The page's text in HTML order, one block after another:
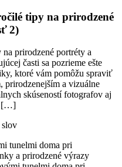
tipy na prirodzené
2)
prirodzené portréty a
časti sa pozrieme ešte
ktoré vám pomôžu spraviť
prirodzenejším a vizuálne
skúseností fotografov aj
[…]
slov